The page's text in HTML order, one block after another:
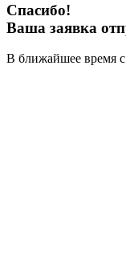
Спасибо!
Ваша заявка
В ближайшее время с